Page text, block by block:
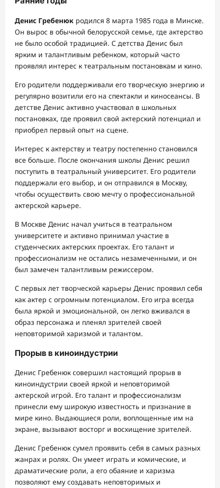
Денис Гребенюк родился 8 марта 1985 года в Минске.
Он вырос в обычной белорусской семье, где актерство
не было особой традицией. С детства Денис был
ярким и талантливым ребенком, который часто
проявлял интерес к театральным постановкам и кино.
Его родители поддерживали его творческую энергию и
регулярно возитили его на спектакли и киносеансы. В
детстве Денис активно участвовал в школьных
постановках, где проявил свой актерский потенциал и
приобрел первый опыт на сцене.
Интерес к актерству и театру постепенно становился
все больше. После окончания школы Денис решил
поступить в театральный университет. Его родители
поддержали его выбор, и он отправился в Москву,
чтобы осуществить свою мечту о профессиональной
актерской карьере.
В Москве Денис начал учиться в театральном
университете и активно принимал участие в
студенческих актерских проектах. Его талант и
профессионализм не остались незамеченными, и он
был замечен талантливым режиссером.
С первых лет творческой карьеры Денис проявил себя
как актер с огромным потенциалом. Его игра всегда
была яркой и эмоциональной, он легко вживался в
образ персонажа и пленял зрителей своей
неповторимой харизмой и талантом.
Прорыв в киноиндустрии
Денис Гребенюк совершил настоящий прорыв в
киноиндустрии своей яркой и неповторимой
актерской игрой. Его талант и профессионализм
принесли ему широкую известность и признание в
мире кино. Выдающиеся роли, воплощенные им на
экране, вызывают восторг и восхищение зрителей.
Денис Гребенюк сумел проявить себя в самых разных
жанрах и ролях. Он умеет играть и комические, и
драматические роли, а его обаяние и харизма
позволяют ему создавать неповторимых и